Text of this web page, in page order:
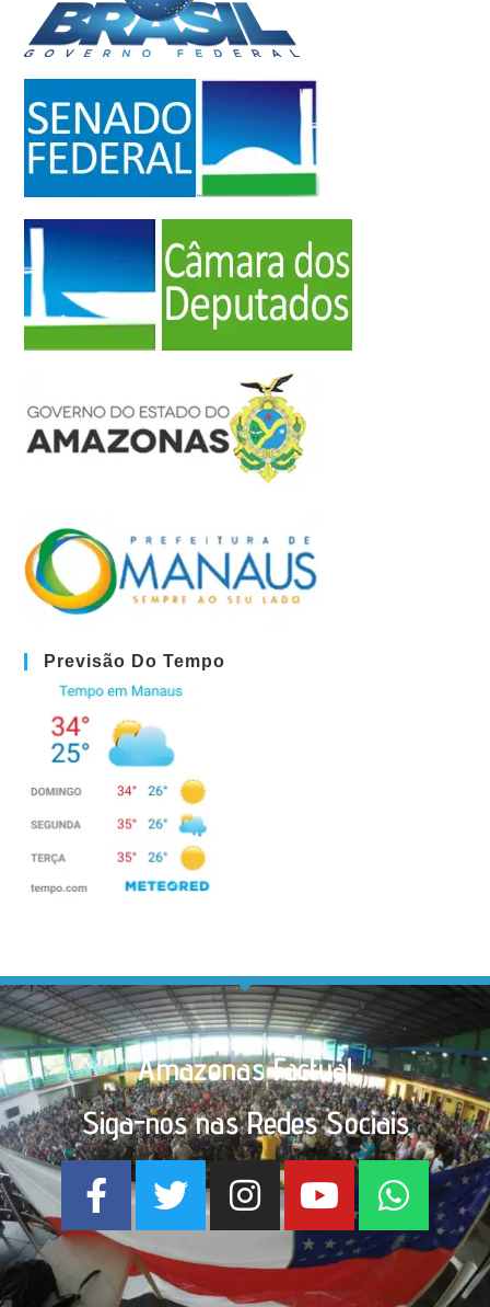
Previsão Do Tempo
Amazonas Factual
Siga-nos nas Redes Sociais